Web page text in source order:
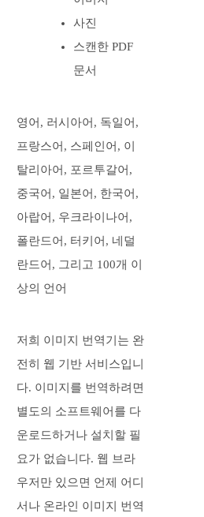
사진
스캔한 PDF
문서
영어, 러시아어, 독일어,
프랑스어, 스페인어, 이
탈리아어, 포르투갈어,
중국어, 일본어, 한국어,
아랍어, 우크라이나어,
폴란드어, 터키어, 네덜
란드어, 그리고 100개 이
상의 언어
저희 이미지 번역기는 완
전히 웹 기반 서비스입니
다. 이미지를 번역하려면
별도의 소프트웨어를 다
운로드하거나 설치할 필
요가 없습니다. 웹 브라
우저만 있으면 언제 어디
서나 온라인 이미지 번역